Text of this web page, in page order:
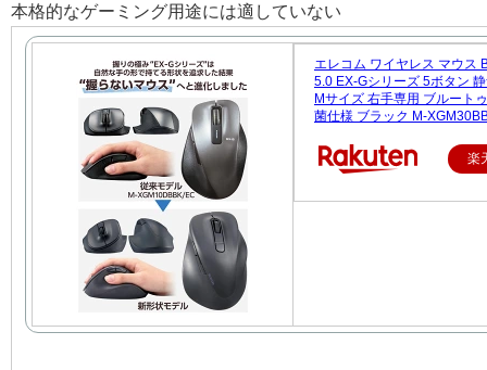
本格的なゲーミング用途には適していない
エレコム ワイヤレス マウス
5.0 EX-Gシリーズ 5ボタン
Mサイズ 右手専用 ブルート
菌仕様 ブラック M-
楽